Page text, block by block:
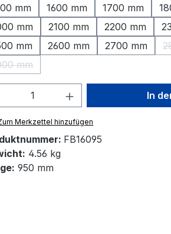
mm
1600 mm 1700 mm
mm
2100 mm 2200 mm
mm
2600 mm 2700 mm
mm
(Diese Option ist zurzeit nicht verfügbar.)
Anzahl: Gib den
In
Merkzettel hinzufügen
FB16095
4.56 kg
950 mm